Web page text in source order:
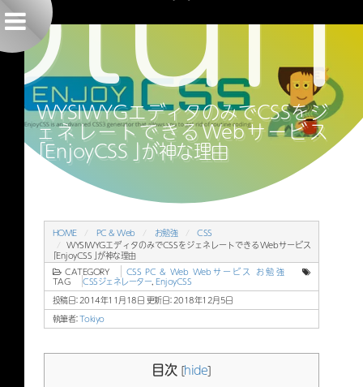
WYSIWYGエディタのみでCSSをジ
ェネレートできるWebサービス
「EnjoyCSS 」が神な理由
HOME PC & Web お勉強
CSS
WYSIWYGエディタのみでCSSをジェネレートできるWebサービス
「EnjoyCSS 」が神な理由
CATEGORY
CSS PC & Web Webサービス お勉強
TAG
CSSジェネレーター,EnjoyCSS
投稿日：2014年11月18日 更新日：2018年12月5日
執筆者：Tokiyo
目次 [hide]
WYSIWYGエディタのみでCSSをジェネレートできるWebサービス「EnjoyCSS 」が神な理
由
メニューはこちら